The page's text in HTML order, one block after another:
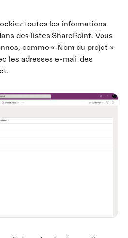
toutes les informations
des listes SharePoint. Vous
comme « Nom du projet »
les adresses e-mail des